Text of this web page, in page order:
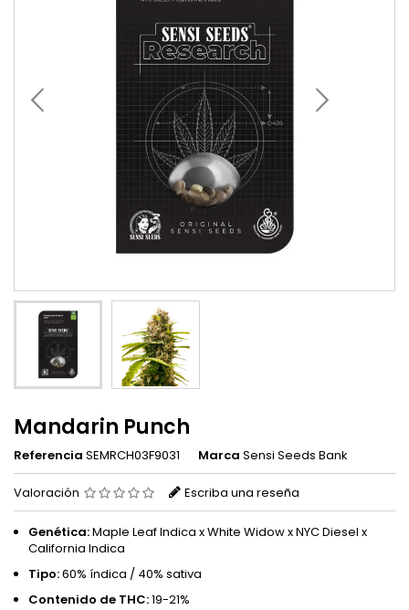
Mandarin Punch
Referencia SEMRCH03F9031 Marca Sensi Seeds Bank
Valoración Escriba una reseña
Genética:Maple Leaf Indica x White Widow x NYC Diesel x
California Indica
Tipo:60% índica / 40% sativa
Contenido de THC:19-21%